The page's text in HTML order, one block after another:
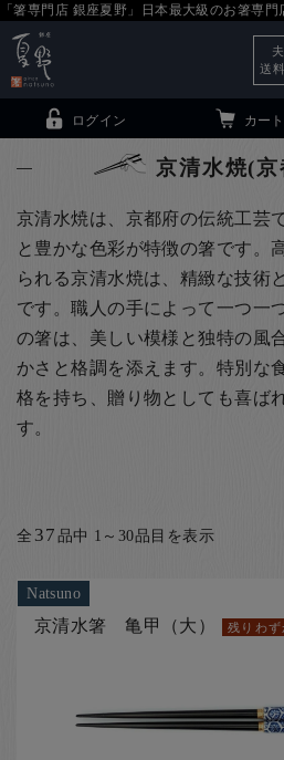
「箸専門店 銀座夏野」日本最大級のお箸専門
箸（贈答用・自宅用）
子供和食器 （贈答用・自宅用）
銀座夏野・箸長 について
こども和食器 小夏について
店舗紹介
お問い合わせ
お知らせ
ログイン カート
送
京清水焼(
京清水焼は、京都府の伝統工芸
と豊かな色彩が特徴の箸です。
られる京清水焼は、精緻な技術
です。職人の手によって一つ一
の箸は、美しい模様と独特の風
かさと格調を添えます。特別な
格を持ち、贈り物としても喜ば
す。
全 37品中 1～30品目を表示
Natsuno
京清水箸 亀甲（大） 残りわず